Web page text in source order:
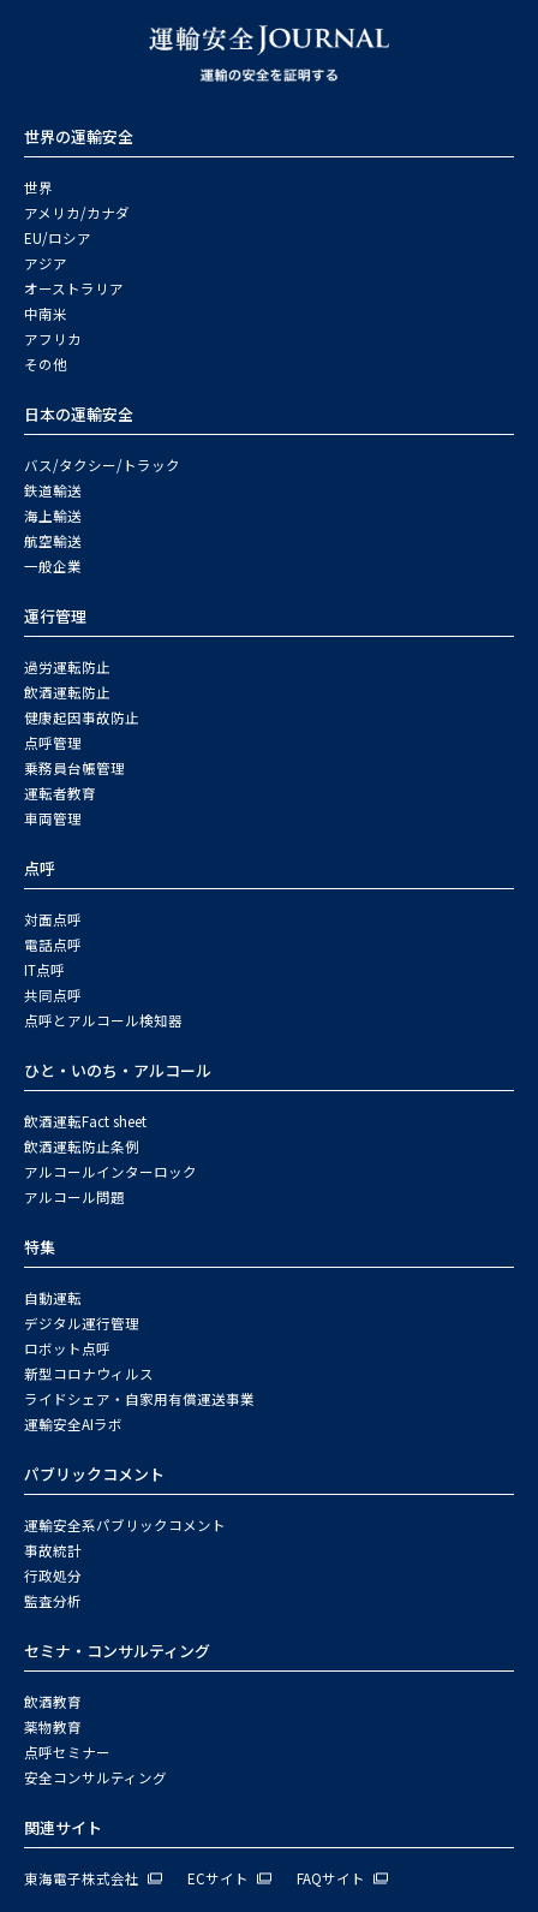
世界の運輸安全
世界
アメリカ/カナダ
EU/ロシア
アジア
オーストラリア
中南米
アフリカ
その他
日本の運輸安全
バス/タクシー/トラック
鉄道輸送
海上輸送
航空輸送
一般企業
運行管理
過労運転防止
飲酒運転防止
健康起因事故防止
点呼管理
乗務員台帳管理
運転者教育
車両管理
点呼
対面点呼
電話点呼
IT点呼
共同点呼
点呼とアルコール検知器
ひと・いのち・アルコール
飲酒運転Fact sheet
飲酒運転防止条例
アルコールインターロック
アルコール問題
特集
自動運転
デジタル運行管理
ロボット点呼
新型コロナウィルス
ライドシェア・自家用有償運送事業
運輸安全AIラボ
パブリックコメント
運輸安全系パブリックコメント
事故統計
行政処分
監査分析
セミナ・コンサルティング
飲酒教育
薬物教育
点呼セミナー
安全コンサルティング
関連サイト
東海電子株式会社 ECサイト FAQサイト